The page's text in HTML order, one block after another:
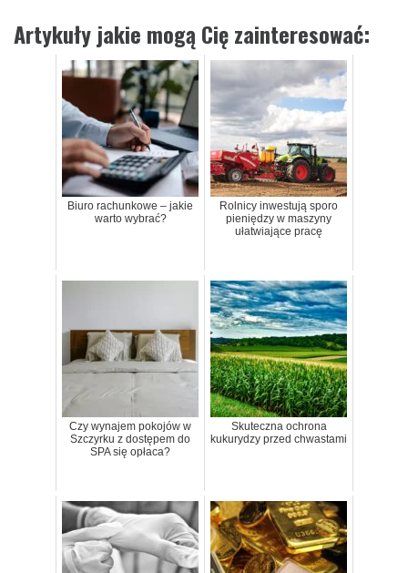
Artykuły jakie mogą Cię zainteresować:
Biuro rachunkowe – jakie
warto wybrać?
Rolnicy inwestują sporo
pieniędzy w maszyny
ułatwiające pracę
Czy wynajem pokojów w
Szczyrku z dostępem do
SPA się opłaca?
Skuteczna ochrona
kukurydzy przed chwastami